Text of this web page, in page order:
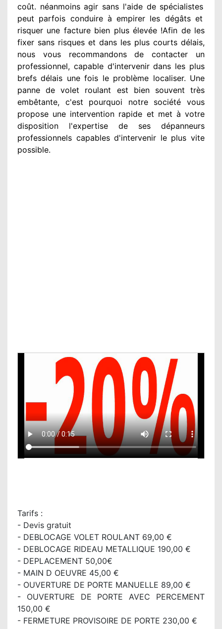
coût. néanmoinsagir sans l'aide de spécialistes
peut parfois conduire à empirer les dégâtset
risquer une facture bien plus élevée!Afin de les
fixer sans risques et dans les plus courts délais,
nous vous recommandonsde contacter un
professionnel, capable d'intervenirdans les plus
brefs délais une fois le problème localiser. Une
panne de volet roulant est bien souvent très
embêtante, c'est pourquoi notre société vous
propose une intervention rapide et met à votre
disposition l'expertise de ses dépanneurs
professionnels capables d'intervenir le plus vite
possible.
Tarifs :
- Devis gratuit
- DEBLOCAGE VOLET ROULANT 69,00 €
- DEBLOCAGE RIDEAU METALLIQUE 190,00 €
- DEPLACEMENT 50,00€
- MAIN D OEUVRE 45,00 €
- OUVERTURE DE PORTE MANUELLE 89,00 €
- OUVERTURE DE PORTE AVEC PERCEMENT
150,00 €
- FERMETURE PROVISOIRE DE PORTE 230,00 €